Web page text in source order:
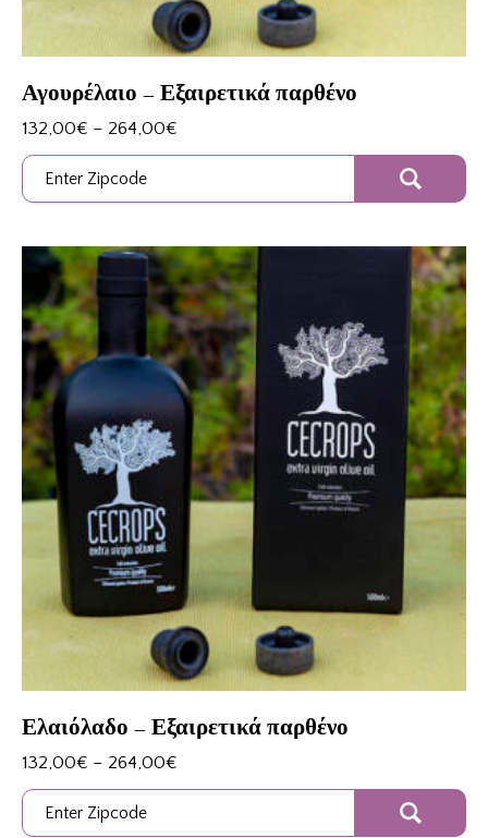
Αγουρέλαιο – Εξαιρετικά παρθένο
132,00€ – 264,00€
Ελαιόλαδο – Εξαιρετικά παρθένο
132,00€ – 264,00€